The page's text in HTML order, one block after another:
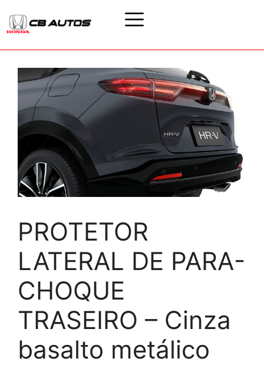
PROTETOR
LATERAL DE PARA-
CHOQUE
TRASEIRO – Cinza
basalto metálico